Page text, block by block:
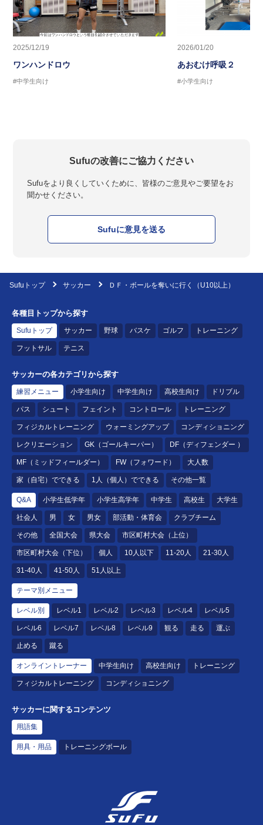
2025/12/19
ワンハンドロウ
#中学生向け
2026/01/20
あおむけ呼吸２
#小学生向け
Sufuの改善にご協力ください
Sufuをより良くしていくために、皆様のご意見やご要望をお
聞かせください。
Sufuに意見を送る
Sufuトップ サッカー ＤＦ・ボールを奪いに行く（U10以上）
各種目トップから探す
Sufuトップ サッカー 野球 バスケ ゴルフ トレーニング
フットサル テニス
サッカーの各カテゴリから探す
練習メニュー 小学生向け 中学生向け 高校生向け ドリブル
パス シュート フェイント コントロール トレーニング
フィジカルトレーニング ウォーミングアップ コンディショニング
レクリエーション GK（ゴールキーパー） DF（ディフェンダー ）
MF（ミッドフィールダー） FW（フォワード） 大人数
家（自宅）でできる 1人（個人）でできる その他一覧
Q&A 小学生低学年 小学生高学年 中学生 高校生 大学生
社会人 男 女 男女 部活動・体育会 クラブチーム
その他 全国大会 県大会 市区町村大会（上位）
市区町村大会（下位） 個人 10人以下 11-20人 21-30人
31-40人 41-50人 51人以上
テーマ別メニュー
レベル別 レベル1 レベル2 レベル3 レベル4 レベル5
レベル6 レベル7 レベル8 レベル9 観る 走る 運ぶ
止める 蹴る
オンライントレーナー 中学生向け 高校生向け トレーニング
フィジカルトレーニング コンディショニング
サッカーに関するコンテンツ
用語集
用具・用品 トレーニングボール